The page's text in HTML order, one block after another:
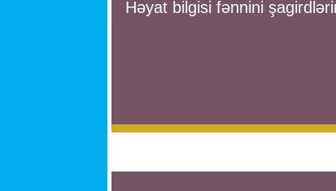
Həyat bilgisi fənnini